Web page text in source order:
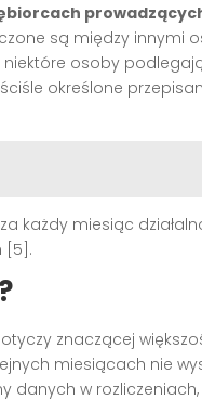
są między innymi
niektóre osoby
określone
każdy miesiąc
[5] .
znaczącej
miesiącach nie
w rozliczeniach,